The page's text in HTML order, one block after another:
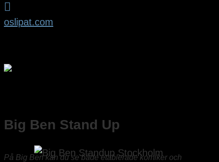

oslipat.com
Big Ben Stand Up
På Big Ben kan du se både etablerade komiker och